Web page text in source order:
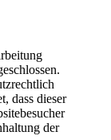
dass dieser
der